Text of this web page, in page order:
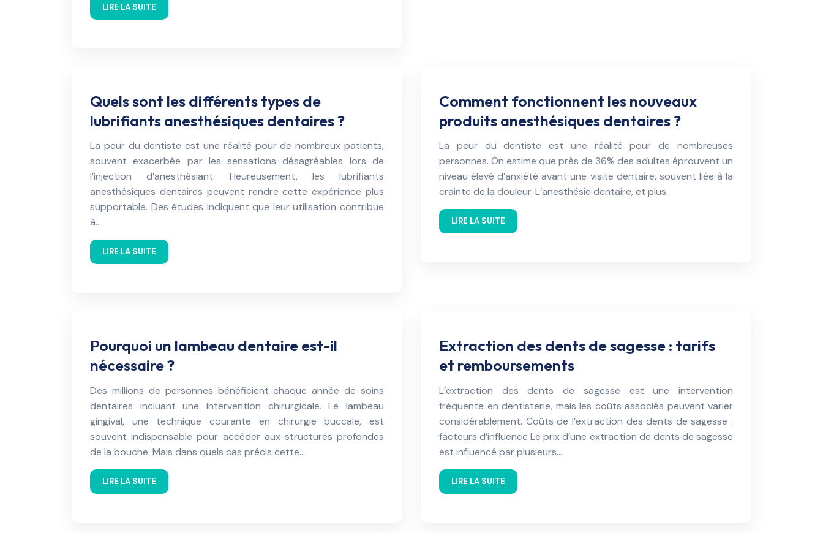
LIRE LA SUITE
Quels sont les différents types de
lubrifiants anesthésiques dentaires ?
La peur du dentiste est une réalité pour de nombreux patients,
souvent exacerbée par les sensations désagréables lors de
l’injection d’anesthésiant. Heureusement, les lubrifiants
anesthésiques dentaires peuvent rendre cette expérience plus
supportable. Des études indiquent que leur utilisation contribue
à…
LIRE LA SUITE
Comment fonctionnent les nouveaux
produits anesthésiques dentaires ?
La peur du dentiste est une réalité pour de nombreuses
personnes. On estime que près de 36% des adultes éprouvent un
niveau élevé d’anxiété avant une visite dentaire, souvent liée à la
crainte de la douleur. L’anesthésie dentaire, et plus…
LIRE LA SUITE
Pourquoi un lambeau dentaire est-il
nécessaire ?
Des millions de personnes bénéficient chaque année de soins
dentaires incluant une intervention chirurgicale. Le lambeau
gingival, une technique courante en chirurgie buccale, est
souvent indispensable pour accéder aux structures profondes
de la bouche. Mais dans quels cas précis cette…
LIRE LA SUITE
Extraction des dents de sagesse : tarifs
et remboursements
L’extraction des dents de sagesse est une intervention
fréquente en dentisterie, mais les coûts associés peuvent varier
considérablement. Coûts de l’extraction des dents de sagesse :
facteurs d’influence Le prix d’une extraction de dents de sagesse
est influencé par plusieurs…
LIRE LA SUITE